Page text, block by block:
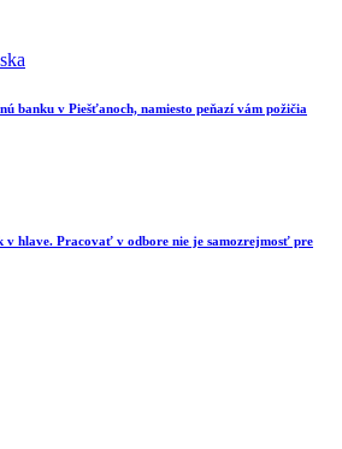
banku v Piešťanoch, namiesto peňazí vám požičia
v hlave. Pracovať v odbore nie je samozrejmosť pre